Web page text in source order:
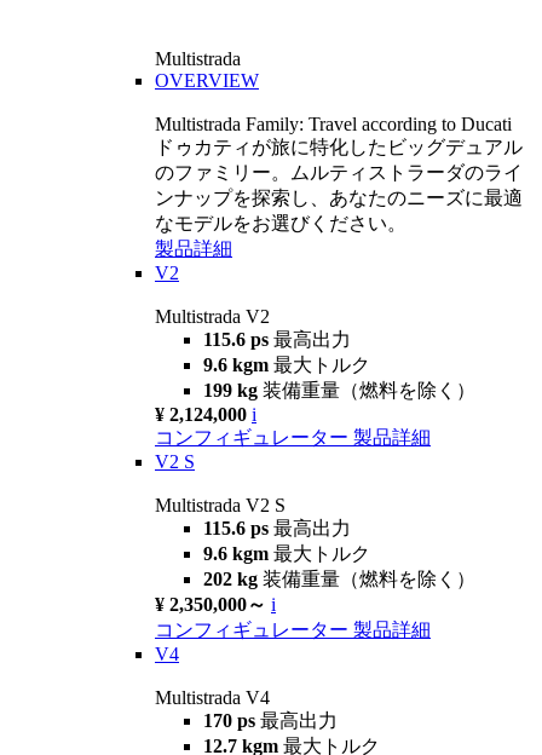
Multistrada
OVERVIEW
Multistrada Family: Travel according to Ducati
ドゥカティが旅に特化したビッグデュアル
のファミリー。ムルティストラーダのライ
ンナップを探索し、あなたのニーズに最適
なモデルをお選びください。
製品詳細
V2
Multistrada V2
115.6 ps 最高出力
9.6 kgm 最大トルク
199 kg 装備重量（燃料を除く）
¥ 2,124,000 i
コンフィギュレーター 製品詳細
V2 S
Multistrada V2 S
115.6 ps 最高出力
9.6 kgm 最大トルク
202 kg 装備重量（燃料を除く）
¥ 2,350,000～ i
コンフィギュレーター 製品詳細
V4
Multistrada V4
170 ps 最高出力
12.7 kgm 最大トルク